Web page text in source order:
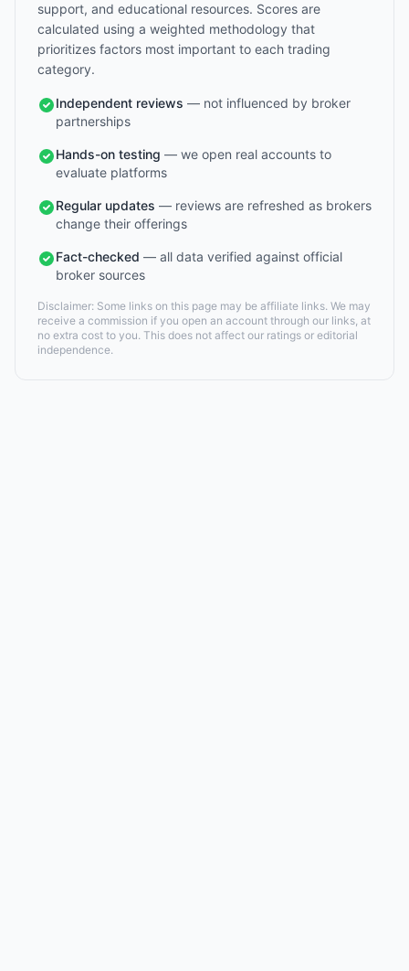
support, and educational resources. Scores are
calculated using a weighted methodology that
prioritizes factors most important to each trading
category.
Independent reviews — not influenced by broker
partnerships
Hands-on testing — we open real accounts to
evaluate platforms
Regular updates — reviews are refreshed as brokers
change their offerings
Fact-checked — all data verified against official
broker sources
Disclaimer: Some links on this page may be affiliate links. We may
receive a commission if you open an account through our links, at
no extra cost to you. This does not affect our ratings or editorial
independence.